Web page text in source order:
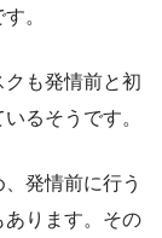
。
も発情前と初
るそうです。
発情前に行う
ります。その